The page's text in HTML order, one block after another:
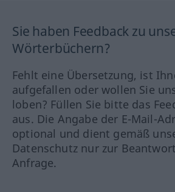
Sie haben Feedback zu
Wörterbüchern?
Fehlt eine Übersetzung, ist
aufgefallen oder wollen Sie
loben? Füllen Sie bitte das
aus. Die Angabe der E-Mail-
optional und dient gemäß
Datenschutz nur zur
Anfrage.